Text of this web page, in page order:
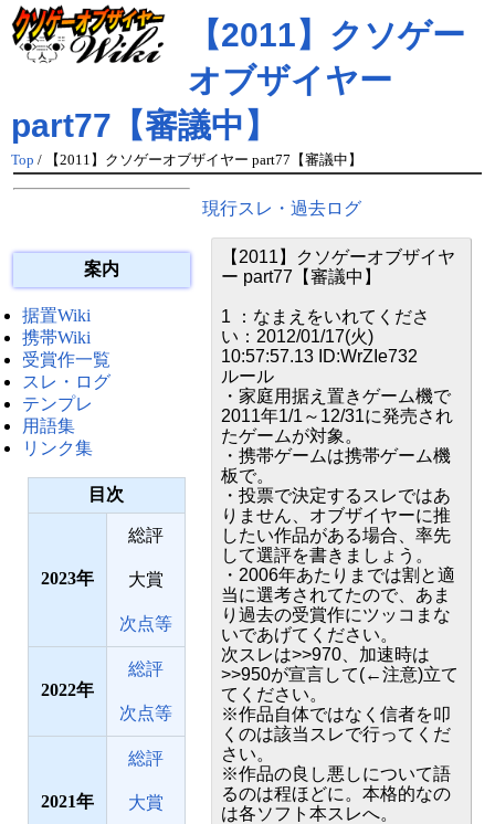
【2011】クソゲー
オブザイヤー
part77【審議中】
Top / 【2011】クソゲーオブザイヤー part77【審議中】
案内
据置Wiki
携帯Wiki
受賞作一覧
スレ・ログ
テンプレ
用語集
リンク集
目次
2023
総評
大賞
次点等
2022
総評
次点等
2021
総評
大賞
現行スレ・過去ログ
【2011】クソゲーオブザイヤ
ー part77【審議中】
1 ：なまえをいれてくださ
い：2012/01/17(火)
10:57:57.13 ID:WrZIe732
ルール
・家庭用据え置きゲーム機で
2011年1/1～12/31に発売され
たゲームが対象。
・携帯ゲームは携帯ゲーム機
板で。
・投票で決定するスレではあ
りません、オブザイヤーに推
したい作品がある場合、率先
して選評を書きましょう。
・2006年あたりまでは割と適
当に選考されてたので、あま
り過去の受賞作にツッコまな
いであげてください。
次スレは>>970、加速時は
>>950が宣言して(←注意)立て
てください。
※作品自体ではなく信者を叩
くのは該当スレで行ってくだ
さい。
※作品の良し悪しについて語
るのは程ほどに。本格的なの
は各ソフト本スレへ。